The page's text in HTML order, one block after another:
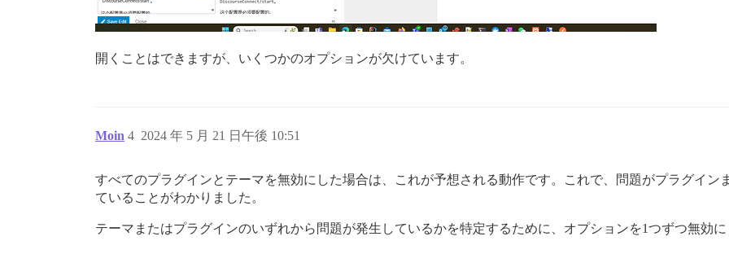
開くことはできますが、いくつかのオプションが欠けています。
Moin 2024 年 5 月 21 日午後 10:51
4
すべてのプラグインとテーマを無効にした場合は、これが予想される動作です。これで、問題がプラグイン
ていることがわかりました。
テーマまたはプラグインのいずれから問題が発生しているかを特定するために、オプションを1つずつ無効に